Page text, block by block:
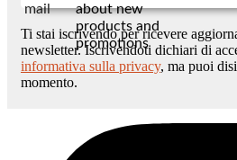
mail
about new
products and
promotions
Ti stai iscrivendo per ricevere
newsletter. Iscrivendoti dichiari di
informativa sulla privacy, ma puoi
momento.